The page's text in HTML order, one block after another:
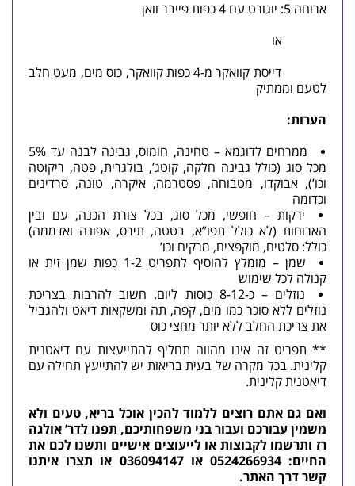
ארוחה 5: יוגורט עם 4 כפות פייבר וואן
או
דייסת קוואקר מ-4 כפות קוואקר, כוס מים, מעט חלב
לטעם וממתיק
הערות:
ממרחים לדוגמא – טחינה, חומוס, גבינה לבנה עד 5%
מכל סוג (כולל גבינה חלקה, קוטג’, בולגרית, פטה, ריקוטה
וכו’), אבוקדו, מטבוחה, פסטרמה, איקרה, טונה, סרדינים
וכדומה
ירקות – חופשי, מכל סוג, בכל צורת הכנה, עם ובין
הארוחות (לא כולל תפו”א, בטטה, תירס, אפונה ואדממה)
כולל: סלטים, מוקפצים, מרקים וכו’
שמן – מומלץ להוסיף לתפריט 1-2 כפות שמן זית או
קנולה לכל שימוש
נוזלים – כ-8-12 כוסות ליום. חשוב להרבות בצריכת
נוזלים ללא סוכר כמו מים, קפה, תה ומשקאות דיאט ולהגביל
את צריכת החלב ללא יותר מחצי כוס
** תפריט זה אינו מהווה תחליף להתייעצות עם דיאטנית
קלינית. בכל מקרה של בעית בריאות יש להתייעץ תחילה עם
דיאטנית קלינית.
ואם גם אתם רוצים ללמוד להכין אוכל בריא, טעים ולא
משמין עבורכם ועבור בני משפחותיכם, תפנו לדר’ אולגה
רז ותרשמו לקבוצות או לייעוצים אישיים ותשנו לכם את
החיים: 0524266934 או 036094147 או
תצרו איתנו
קשר דרך האתר.